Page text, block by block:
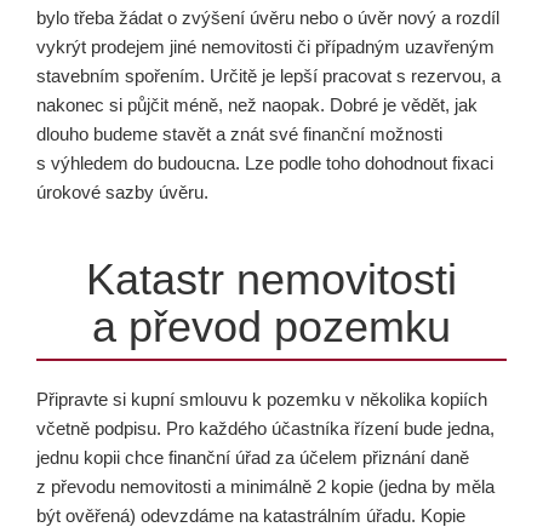
bylo třeba žádat o zvýšení úvěru nebo o úvěr nový a rozdíl
vykrýt prodejem jiné nemovitosti či případným uzavřeným
stavebním spořením. Určitě je lepší pracovat s rezervou, a
nakonec si půjčit méně, než naopak. Dobré je vědět, jak
dlouho budeme stavět a znát své finanční možnosti
s výhledem do budoucna. Lze podle toho dohodnout fixaci
úrokové sazby úvěru.
Katastr nemovitosti
a převod pozemku
Připravte si kupní smlouvu k pozemku v několika kopiích
včetně podpisu. Pro každého účastníka řízení bude jedna,
jednu kopii chce finanční úřad za účelem přiznání daně
z převodu nemovitosti a minimálně 2 kopie (jedna by měla
být ověřená) odevzdáme na katastrálním úřadu. Kopie